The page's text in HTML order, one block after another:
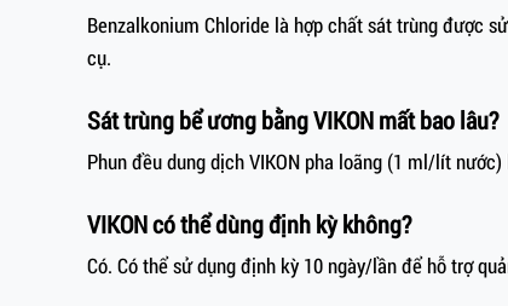
Benzalkonium Chloride là hợp chất sát trùng được
cụ.
Sát trùng bể ương bằng VIKON mất bao lâu?
Phun đều dung dịch VIKON pha loãng (1 ml/lít
VIKON có thể dùng định kỳ không?
Có. Có thể sử dụng định kỳ 10 ngày/lần để hỗ trợ